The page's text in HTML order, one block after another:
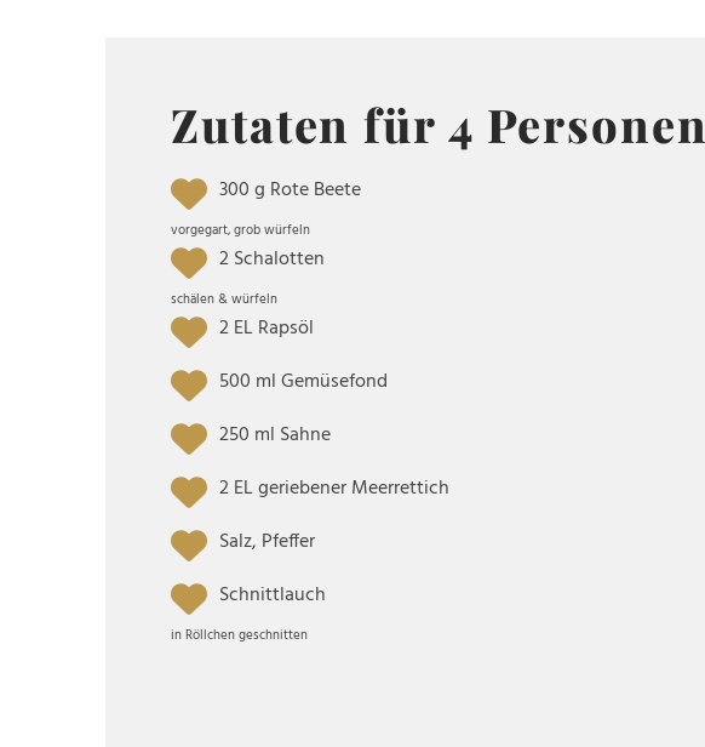
Zutaten für 4 Personen
300 g Rote Beete
vorgegart, grob würfeln
2 Schalotten
schälen & würfeln
2 EL Rapsöl
500 ml Gemüsefond
250 ml Sahne
2 EL geriebener Meerrettich
Salz, Pfeffer
Schnittlauch
in Röllchen geschnitten